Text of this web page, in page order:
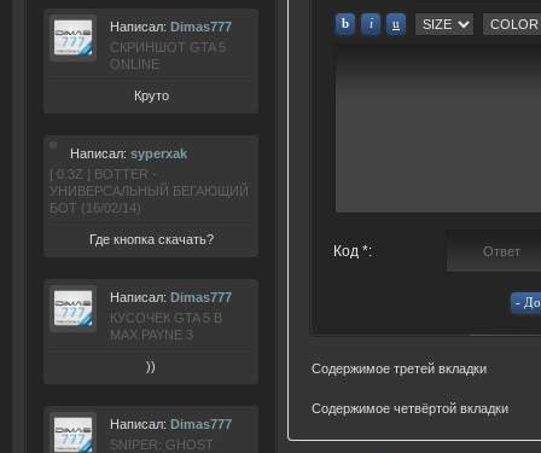
Написал: Dimas777
СКРИНШОТ GTA 5
ONLINE
Круто
Написал: syperxak
[ 0.3Z ] BOTTER -
УНИВЕРСАЛЬНЫЙ БЕГАЮЩИЙ
БОТ (16/02/14)
Где кнопка скачать?
Написал: Dimas777
КУСОЧЕК GTA 5 В
MAX PAYNE 3
))
Написал: Dimas777
SNIPER: GHOST
Код *:
Содержимое третей вкладки
Содержимое четвёртой вкладки